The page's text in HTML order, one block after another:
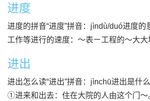
进度
进度的拼音“进度”拼音：jìndù/duó进度的
工作等进行的速度：～表ㄧ工程的～大大
进出
进出怎么读“进出”拼音：jìnchū进出是什么
①进来和出去：住在大院的人由这个门～